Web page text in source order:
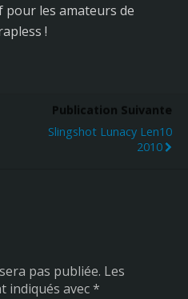
pour les amateurs de
!
Publication Suivante
Slingshot Lunacy Len10
2010
pas publiée. Les
indiqués avec*